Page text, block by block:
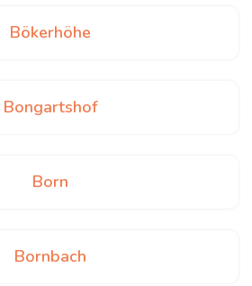
Bökerhöhe
Bongartshof
Born
Bornbach